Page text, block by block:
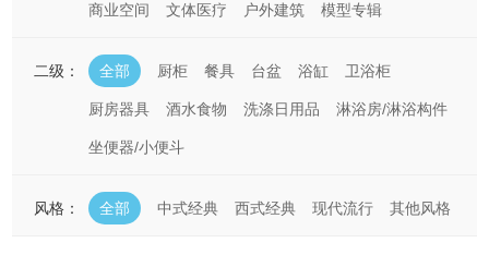
商业空间 文体医疗 户外建筑 模型专辑
二级： 全部 厨柜 餐具 台盆 浴缸 卫浴柜
厨房器具 酒水食物 洗涤日用品 淋浴房/淋浴构件
坐便器/小便斗
风格： 全部 中式经典 西式经典 现代流行 其他风格